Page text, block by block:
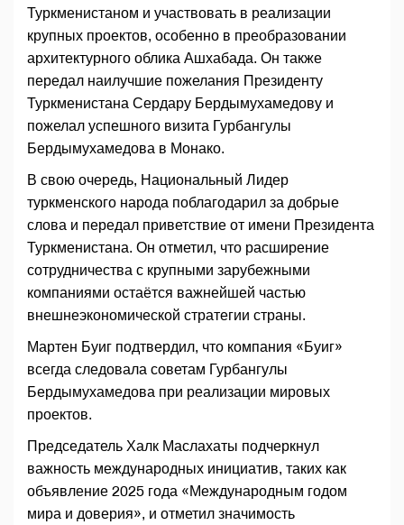
Туркменистаном и участвовать в реализации
крупных проектов, особенно в преобразовании
архитектурного облика Ашхабада. Он также
передал наилучшие пожелания Президенту
Туркменистана Сердару Бердымухамедову и
пожелал успешного визита Гурбангулы
Бердымухамедова в Монако.
В свою очередь, Национальный Лидер
туркменского народа поблагодарил за добрые
слова и передал приветствие от имени Президента
Туркменистана. Он отметил, что расширение
сотрудничества с крупными зарубежными
компаниями остаётся важнейшей частью
внешнеэкономической стратегии страны.
Мартен Буиг подтвердил, что компания «Буиг»
всегда следовала советам Гурбангулы
Бердымухамедова при реализации мировых
проектов.
Председатель Халк Маслахаты подчеркнул
важность международных инициатив, таких как
объявление 2025 года «Международным годом
мира и доверия», и отметил значимость